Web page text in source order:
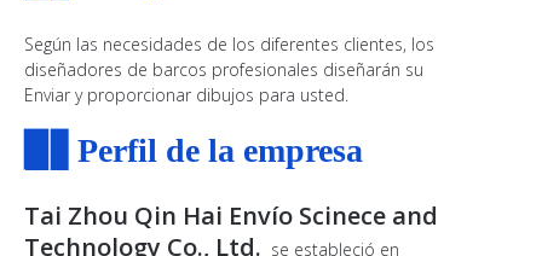
Según las necesidades de los diferentes clientes, los
diseñadores de barcos profesionales diseñarán su
Enviar y proporcionar dibujos para usted.
Perfil de la empresa
Tai Zhou Qin Hai Envío Scinece and
Technology Co., Ltd. se estableció en